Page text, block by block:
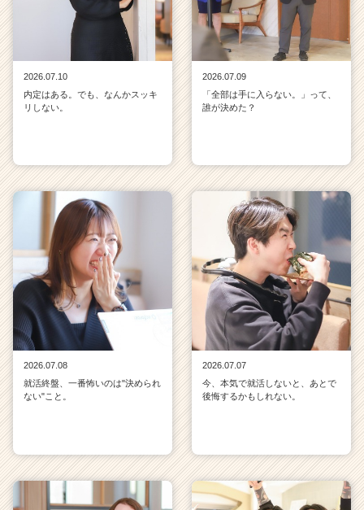
2026.07.10
内定はある。でも、なんかスッキ
リしない。
2026.07.09
「全部は手に入らない。」って、
誰が決めた？
2026.07.08
就活終盤、一番怖いのは"決められ
ない"こと。
2026.07.07
今、本気で就活しないと、あとで
後悔するかもしれない。